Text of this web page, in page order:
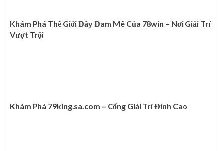
Khám Phá Thế Giới Đầy Đam Mê Của 78win – Nơi Giải Trí
Vượt Trội
Khám Phá 79king.sa.com – Cổng Giải Trí Đỉnh Cao